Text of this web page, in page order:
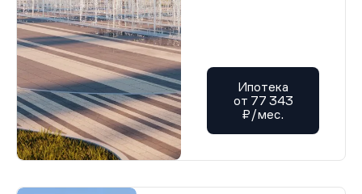
Ипотека
от 77 343
₽/мес.